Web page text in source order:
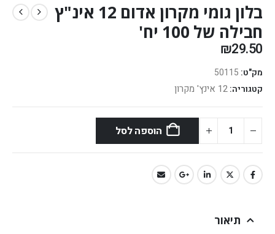
בלון גומי מקרון אדום 12 אינ"ץ
חבילה של 100 יח'
₪29.50
מק"ט: 50115
קטגוריה: 12 אינץ' מקרון
הוספה לסל
תיאור